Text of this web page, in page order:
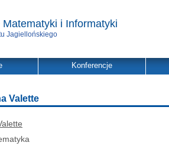
Matematyki i Informatyki
Jagiellońskiego
Konferencje
Valette